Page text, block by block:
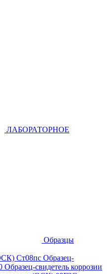
ЛАБОРАТОРНОЕ
Образцы
Ст08пс Образец-
Образец-свидетель коррозии